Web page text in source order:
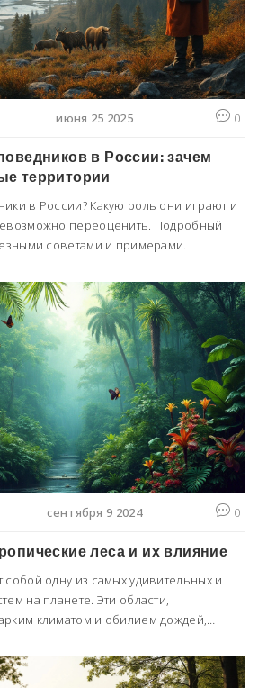
июня 25 2025 0
в России: зачем
территории
в России? Какую роль они играют и
переоценить. Подробный
советами и примерами.
сентября 9 2024 0
леса и их влияние
одну из самых удивительных и
на планете. Эти области,
климатом и обилием дождей,
и уникальны. Статья исследует, что
важными, начиная от их роли в